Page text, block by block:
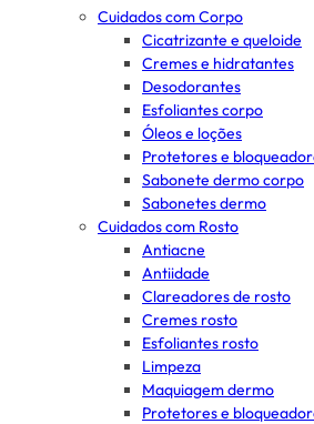
Cuidados com Corpo
Cicatrizante e queloide
Cremes e hidratantes
Desodorantes
Esfoliantes corpo
Óleos e loções
Protetores e
Sabonete dermo corpo
Sabonetes dermo
Cuidados com Rosto
Antiacne
Antiidade
Clareadores de rosto
Cremes rosto
Esfoliantes rosto
Limpeza
Maquiagem dermo
Protetores e